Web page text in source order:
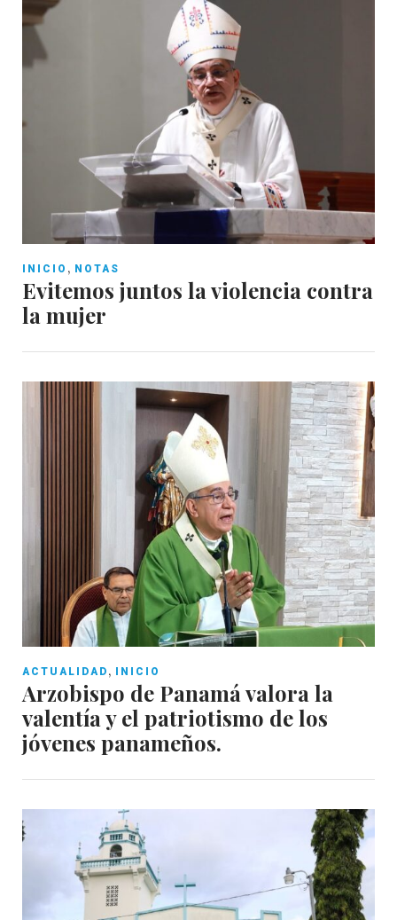
INICIO , NOTAS
Evitemos juntos la violencia contra
la mujer
ACTUALIDAD , INICIO
Arzobispo de Panamá valora la
valentía y el patriotismo de los
jóvenes panameños.